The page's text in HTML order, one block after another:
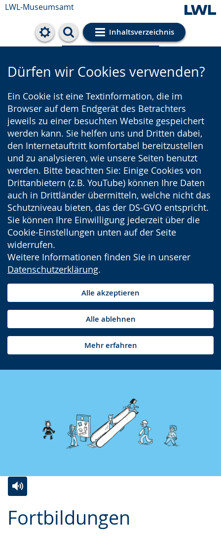
LWL-Museumsamt
Inhaltsverzeichnis
Cookie-Einstellungen
Dürfen wir Cookies verwenden?
Ein Cookie ist eine Textinformation, die im
Browser auf dem Endgerät des Betrachters
jeweils zu einer besuchten Website gespeichert
werden kann. Sie helfen uns und Dritten dabei,
den Internetauftritt komfortabel bereitzustellen
und zu analysieren, wie unsere Seiten benutzt
werden. Bitte beachten Sie: Einige Cookies von
Drittanbietern (z.B. YouTube) können Ihre Daten
auch in Drittländer übermitteln, welche nicht das
Schutzniveau bieten, das der DS-GVO entspricht.
Sie können Ihre Einwilligung jederzeit über die
Cookie-Einstellungen unten auf der Seite
widerrufen.
Weitere Informationen finden Sie in unserer
Datenschutzerklärung.
Alle akzeptieren
Alle ablehnen
Mehr erfahren
Fortbildungen
Leichten
Audio-
Video